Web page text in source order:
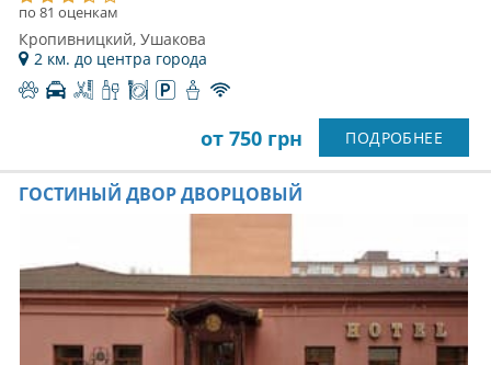
по 81 оценкам
Кропивницкий, Ушакова
2 км. до центра города
от 750 грн ПОДРОБНЕЕ
ГОСТИНЫЙ ДВОР ДВОРЦОВЫЙ